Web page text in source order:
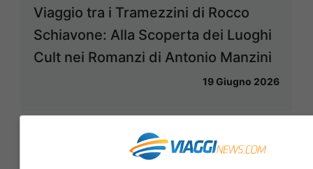
Viaggio tra i Tramezzini di Rocco
Schiavone: Alla Scoperta dei Luoghi
Cult nei Romanzi di Antonio Manzini
19 Giugno 2026
Riapre il Lago di Tovel: Guida su